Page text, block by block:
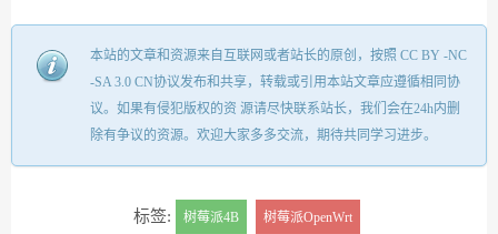
本站的文章和资源来自互联网或者站长的原创，按照 CC BY -NC
-SA 3.0 CN协议发布和共享，转载或引用本站文章应遵循相同协
议。如果有侵犯版权的资 源请尽快联系站长，我们会在24h内删
除有争议的资源。欢迎大家多多交流，期待共同学习进步。
标签: 树莓派4B 树莓派OpenWrt